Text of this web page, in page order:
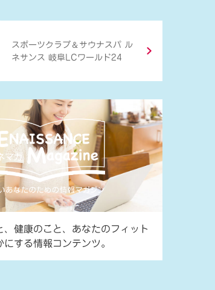
スポーツクラブ ＆ サウナスパ ル
ネサンス 岐阜LCワールド24
、健康のこと、あなたのフィット
する情報コンテンツ。